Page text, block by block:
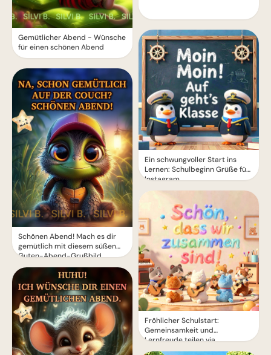
Gemütlicher Abend - Wünsche
für einen schönen Abend
Schönen Abend! Mach es dir
gemütlich mit diesem süßen
Guten-Abend-Grußbild
Ein schwungvoller Start ins
Lernen: Schulbeginn Grüße für
Instagram
Fröhlicher Schulstart:
Gemeinsamkeit und
Lernfreude teilen via
WhatsApp!